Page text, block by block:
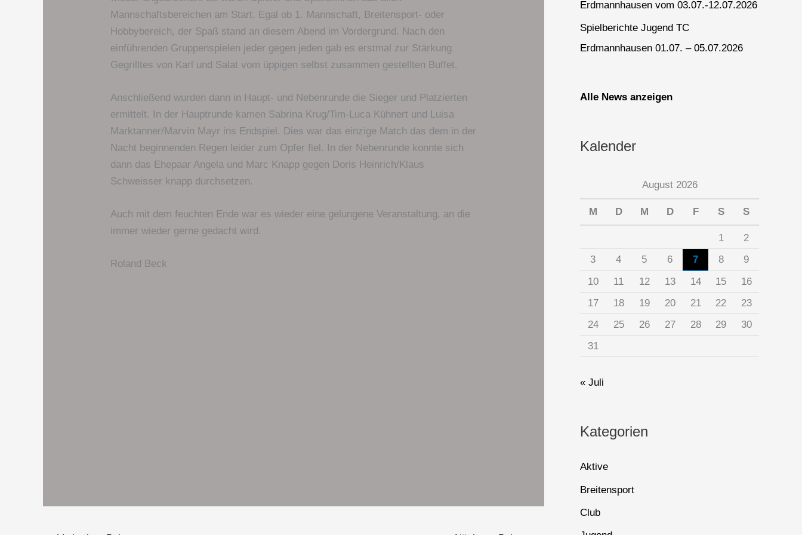
Mannschaftsbereichen am Start. Egal ob 1. Mannschaft, Breitensport- oder
Hobbybereich, der Spaß stand an diesem Abend im Vordergrund. Nach den
einführenden Gruppenspielen jeder gegen jeden gab es erstmal zur Stärkung
Gegrilltes von Karl und Salat vom üppigen selbst zusammen gestellten Buffet.
Anschließend wurden dann in Haupt- und Nebenrunde die Sieger und Platzierten
ermittelt. In der Hauptrunde kamen Sabrina Krug/Tim-Luca Kühnert und Luisa
Marktanner/Marvin Mayr ins Endspiel. Dies war das einzige Match das dem in der
Nacht beginnenden Regen leider zum Opfer fiel. In der Nebenrunde konnte sich
dann das Ehepaar Angela und Marc Knapp gegen Doris Heinrich/Klaus
Schweisser knapp durchsetzen.
Auch mit dem feuchten Ende war es wieder eine gelungene Veranstaltung, an die
immer wieder gerne gedacht wird.
Roland Beck
Erdmannhausen vom 03.07.-12.07.2026
Spielberichte Jugend TC
Erdmannhausen 01.07. – 05.07.2026
Alle News anzeigen
Kalender
August 2026
M D M D F S S
1
2
3
4 5 6 7 8
9
10
11 12 13 14 15
16
17
18 19 20 21 22
23
24
25 26 27 28 29
30
31
« Juli
Kategorien
Aktive
Breitensport
Club